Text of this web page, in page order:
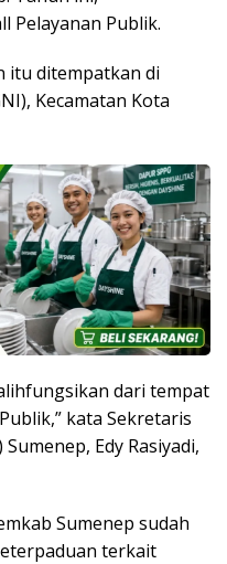
Pelayanan Publik.
itu ditempatkan di
Kecamatan Kota
dari tempat
kata Sekretaris
Edy Rasiyadi,
Sumenep sudah
terkait